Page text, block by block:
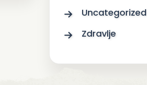
Uncategorized
Zdravlje